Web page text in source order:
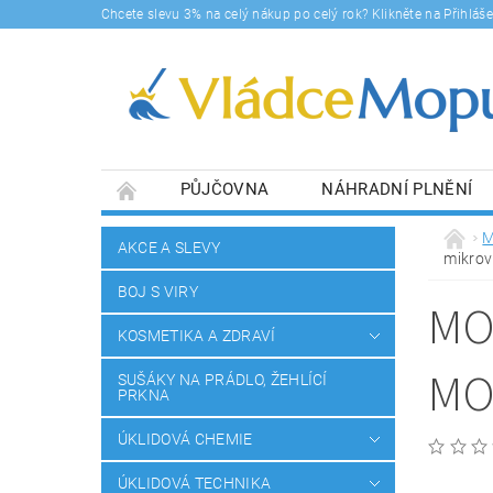
Chcete slevu 3% na celý nákup po celý rok? Klikněte na
PŮJČOVNA
NÁHRADNÍ PLNĚNÍ
DOPRAVY A PLATBA
BLOG
AKCE A SLEVY
BOJ S VIRY
KOSMETIKA A ZDRAVÍ
SUŠÁKY NA PRÁDLO, ŽEHLÍCÍ
PRKNA
ÚKLIDOVÁ CHEMIE
ÚKLIDOVÁ TECHNIKA